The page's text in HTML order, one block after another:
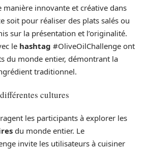
innovante et créative dans
soit pour réaliser des plats salés ou
sur la présentation et l’originalité.
le hashtag #OliveOilChallenge ont
du monde entier, démontrant la
traditionnel.
cultures
les participants à explorer les
du monde entier. Le
invite les utilisateurs à cuisiner